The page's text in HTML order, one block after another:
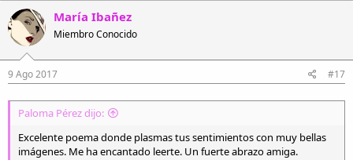
María Ibañez
Miembro Conocido
9 Ago 2017 #17
Paloma Pérez dijo:
Excelente poema donde plasmas tus sentimientos con muy bellas
imágenes. Me ha encantado leerte. Un fuerte abrazo amiga.